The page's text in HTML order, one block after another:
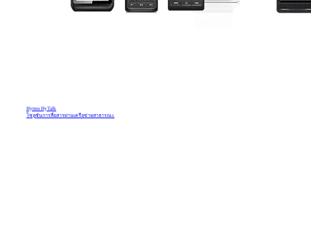
Hytera HyTalk
โซลูชันการสื่อสารผ่านเครือข่ายสาธารณะ